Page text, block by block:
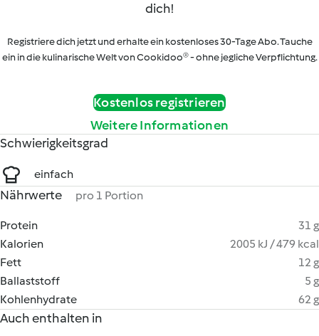
dich!
Registriere dich jetzt und erhalte ein kostenloses 30-Tage Abo. Tauche
ein in die kulinarische Welt von Cookidoo® - ohne jegliche Verpflichtung.
Kostenlos registrieren
Weitere Informationen
Schwierigkeitsgrad
einfach
Nährwerte pro 1 Portion
Protein
31 g
Kalorien
2005 kJ / 479 kcal
Fett
12 g
Ballaststoff
5 g
Kohlenhydrate
62 g
Auch enthalten in